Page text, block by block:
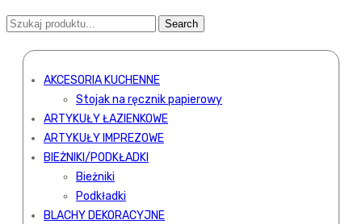
AKCESORIA KUCHENNE
Stojak na ręcznik papierowy
ARTYKUŁY ŁAZIENKOWE
ARTYKUŁY IMPREZOWE
BIEŻNIKI/PODKŁADKI
Bieżniki
Podkładki
BLACHY DEKORACYJNE